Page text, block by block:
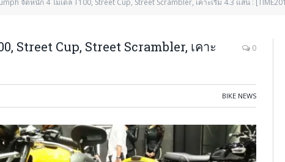
จัดหนัก 4 โมเดล T100, Street Cup, Street Scrambler, เคาะเริ่ม 4.3 แสน :
Street Cup, Street Scrambler, เคาะ
0
BIKE NEWS